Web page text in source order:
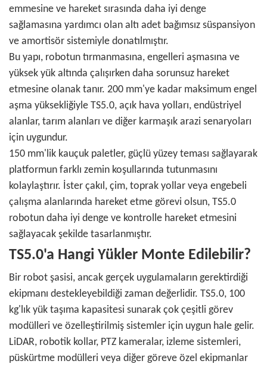
emmesine ve hareket sırasında daha iyi denge
sağlamasına yardımcı olan altı adet bağımsız süspansiyon
ve amortisör sistemiyle donatılmıştır.
Bu yapı, robotun tırmanmasına, engelleri aşmasına ve
yüksek yük altında çalışırken daha sorunsuz hareket
etmesine olanak tanır. 200 mm'ye kadar maksimum engel
aşma yüksekliğiyle TS5.0, açık hava yolları, endüstriyel
alanlar, tarım alanları ve diğer karmaşık arazi senaryoları
için uygundur.
150 mm'lik kauçuk paletler, güçlü yüzey teması sağlayarak
platformun farklı zemin koşullarında tutunmasını
kolaylaştırır. İster çakıl, çim, toprak yollar veya engebeli
çalışma alanlarında hareket etme görevi olsun, TS5.0
robotun daha iyi denge ve kontrolle hareket etmesini
sağlayacak şekilde tasarlanmıştır.
TS5.0'a Hangi Yükler Monte Edilebilir?
Bir robot şasisi, ancak gerçek uygulamaların gerektirdiği
ekipmanı destekleyebildiği zaman değerlidir. TS5.0, 100
kg'lık yük taşıma kapasitesi sunarak çok çeşitli görev
modülleri ve özelleştirilmiş sistemler için uygun hale gelir.
LiDAR, robotik kollar, PTZ kameralar, izleme sistemleri,
püskürtme modülleri veya diğer göreve özel ekipmanlar